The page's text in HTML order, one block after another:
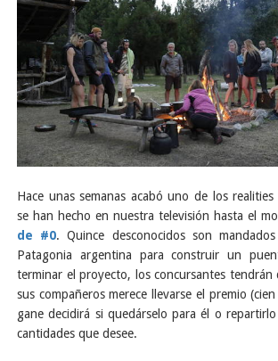
Hace unas semanas acabó uno de los
se han hecho en nuestra televisión hasta el
de #0. Quince desconocidos son
Patagonia argentina para construir un
terminar el proyecto, los concursantes tendrán
sus compañeros merece llevarse el premio
gane decidirá si quedárselo para él o
cantidades que desee.